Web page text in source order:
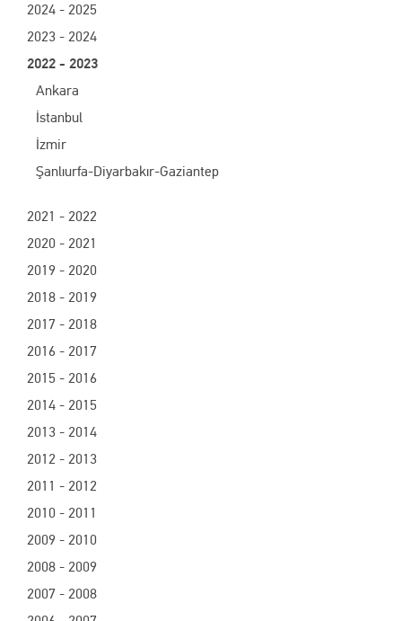
2024 - 2025
2023 - 2024
2022 - 2023
Ankara
İstanbul
İzmir
Şanlıurfa-Diyarbakır-Gaziantep
2021 - 2022
2020 - 2021
2019 - 2020
2018 - 2019
2017 - 2018
2016 - 2017
2015 - 2016
2014 - 2015
2013 - 2014
2012 - 2013
2011 - 2012
2010 - 2011
2009 - 2010
2008 - 2009
2007 - 2008